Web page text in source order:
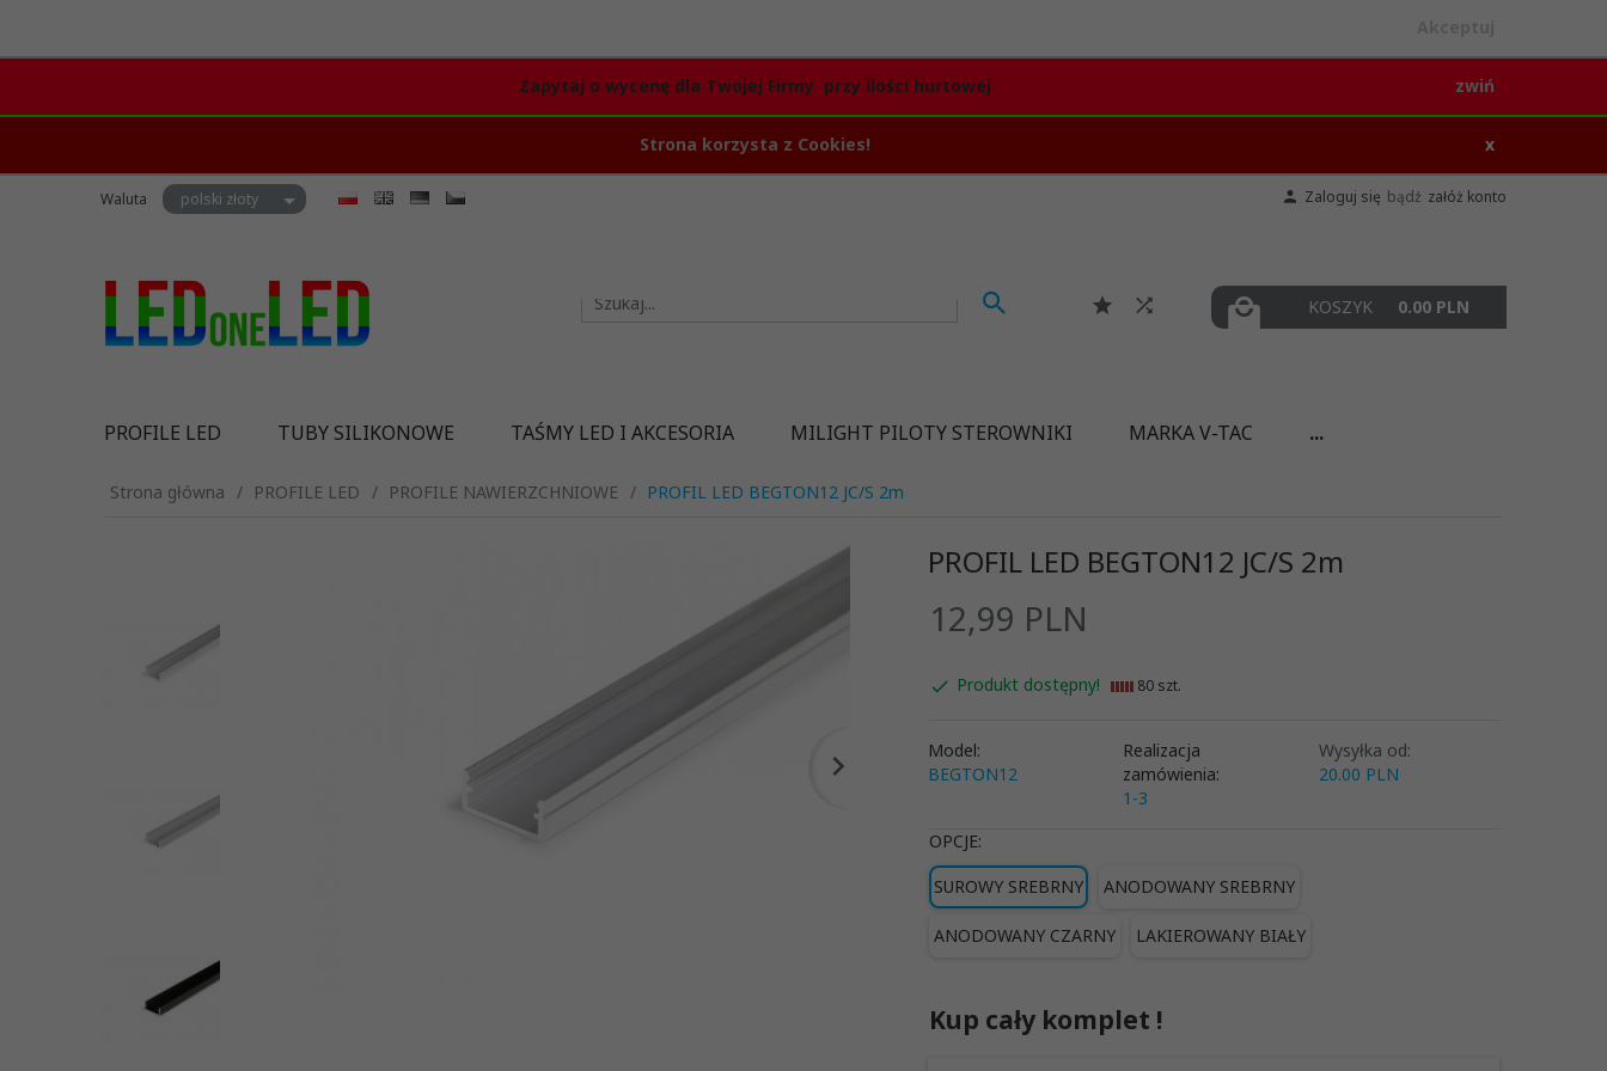
Zapytaj o wycenę dla Twojej Firmy przy ilości hurtowej zwiń
Strona korzysta z Cookies! x
Waluta currency_h
polski złoty Zaloguj się bądź załóż konto
KOSZYK 0.00PLN
PROFILE LED TUBY SILIKONOWE TAŚMY LED I AKCESORIA MILIGHT PILOTY STEROWNIKI MARKA V-TAC ...
Strona główna PROFILE LED PROFILE NAWIERZCHNIOWE PROFIL LED BEGTON12 JC/S 2m
PROFIL LED BEGTON12 JC/S 2m
12,99 PLN
Produkt dostępny! 80 szt.
Model:
BEGTON12
Realizacja
zamówienia:
1-3
Wysyłka od:
20.00 PLN
OPCJE:
SUROWY SREBRNY
ANODOWANY SREBRNY
ANODOWANY CZARNY LAKIEROWANY BIAŁY
Kup cały komplet !